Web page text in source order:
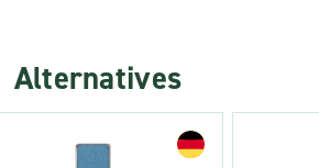
Alternatives